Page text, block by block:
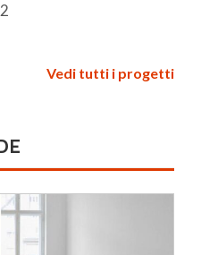
Vedi tutti i progetti